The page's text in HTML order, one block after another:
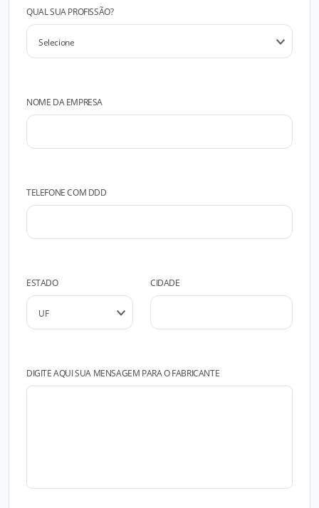
QUAL SUA PROFISSÃO?
NOME DA EMPRESA
TELEFONE COM DDD
ESTADO CIDADE
DIGITE AQUI SUA MENSAGEM PARA O FABRICANTE